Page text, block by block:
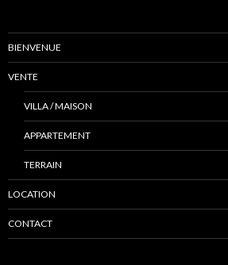
BIENVENUE
VENTE
VILLA / MAISON
APPARTEMENT
TERRAIN
LOCATION
CONTACT